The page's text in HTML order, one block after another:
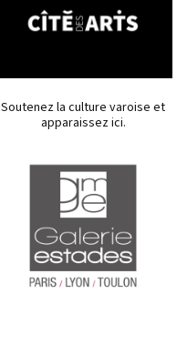
Soutenez la culture varoise et
apparaissez ici.